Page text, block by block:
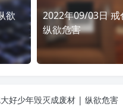
欲
2022年09/03日
纵欲危害
好少年毁灭成废材 | 纵欲危害